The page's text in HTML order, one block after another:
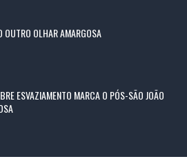
OUTRO OLHAR AMARGOSA
ESVAZIAMENTO MARCA O PÓS-SÃO JOÃO